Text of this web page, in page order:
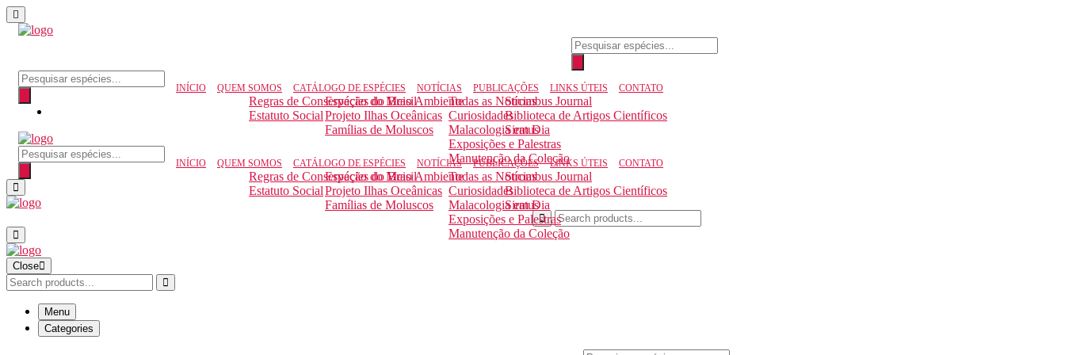
Pesquisar
produtos
Pesquisar produtos
INÍCIO QUEM SOMOS
Regras de Conservação do Meio Ambiente
Estatuto Social
CATÁLOGO DE ESPÉCIES
Espécies do Brasil
Projeto Ilhas Oceânicas
Famílias de Moluscos
NOTÍCIAS
Todas as Notícias
Curiosidades
Malacologia em Dia
Exposições e Palestras
Manutenção da Coleção
PUBLICAÇÕES
Strombus Journal
Biblioteca de Artigos Científicos
Siratus
LINKS ÚTEIS CONTATO
Pesquisar produtos
INÍCIO QUEM SOMOS
Regras de Conservação do Meio Ambiente
Estatuto Social
CATÁLOGO DE ESPÉCIES
Espécies do Brasil
Projeto Ilhas Oceânicas
Famílias de Moluscos
NOTÍCIAS
Todas as Notícias
Curiosidades
Malacologia em Dia
Exposições e Palestras
Manutenção da Coleção
PUBLICAÇÕES
Strombus Journal
Biblioteca de Artigos Científicos
Siratus
LINKS ÚTEIS CONTATO
Close
Menu
Categories